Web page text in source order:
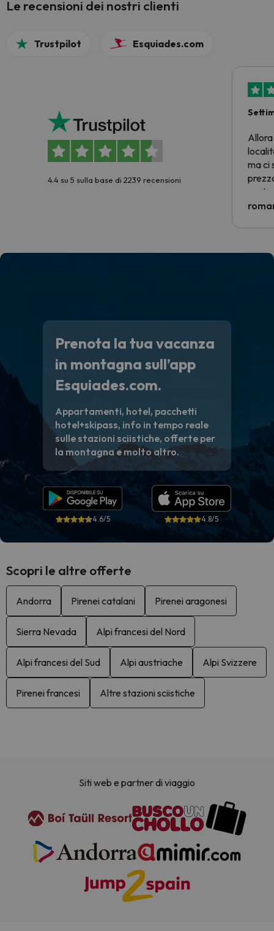
Le recensioni dei nostri clienti
Trustpilot Esquiades.com
4.4 su 5 sulla base di 2239 recensioni
Allora
ma ci
Prenota la tua vacanza
in montagna sull’app
Esquiades.com.
Appartamenti, hotel, pacchetti
hotel+skipass, info in tempo reale
sulle stazioni sciistiche, offerte per
la montagna e molto altro.
4.6/5 4.8/5
Scopri le altre offerte
Andorra Pirenei catalani Pirenei aragonesi
Sierra Nevada Alpi francesi del Nord
Alpi francesi del Sud Alpi austriache Alpi Svizzere
Pirenei francesi Altre stazioni sciistiche
Siti web e partner di viaggio